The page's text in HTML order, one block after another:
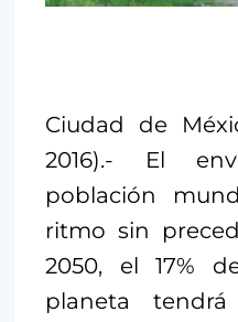
Ciudad de
2016).- El
población
ritmo sin
2050, el 17%
planeta